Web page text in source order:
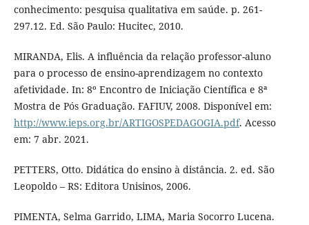
conhecimento: pesquisa qualitativa em saúde. p. 261-
297.12. Ed. São Paulo: Hucitec, 2010.
MIRANDA, Elis. A influência da relação professor-aluno
para o processo de ensino-aprendizagem no contexto
afetividade. In: 8º Encontro de Iniciação Científica e 8ª
Mostra de Pós Graduação. FAFIUV, 2008. Disponível em:
http://www.ieps.org.br/ARTIGOSPEDAGOGIA.pdf. Acesso
em: 7 abr. 2021.
PETTERS, Otto. Didática do ensino à distância. 2. ed. São
Leopoldo – RS: Editora Unisinos, 2006.
PIMENTA, Selma Garrido, LIMA, Maria Socorro Lucena.